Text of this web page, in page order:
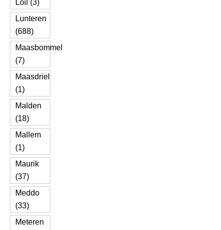
Loil (3)
Lunteren
(688)
Maasbommel
(7)
Maasdriel
(1)
Malden
(18)
Mallem
(1)
Maurik
(37)
Meddo
(33)
Meteren